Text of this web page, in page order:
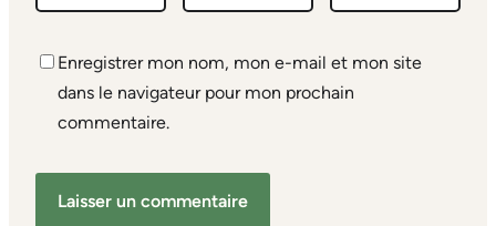
Enregistrer mon nom, mon e-mail et mon site
dans le navigateur pour mon prochain
commentaire.